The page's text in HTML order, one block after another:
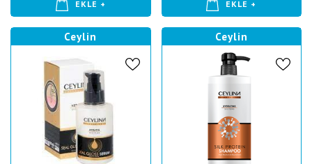
EKLE + EKLE +
Ceylin Ceylin